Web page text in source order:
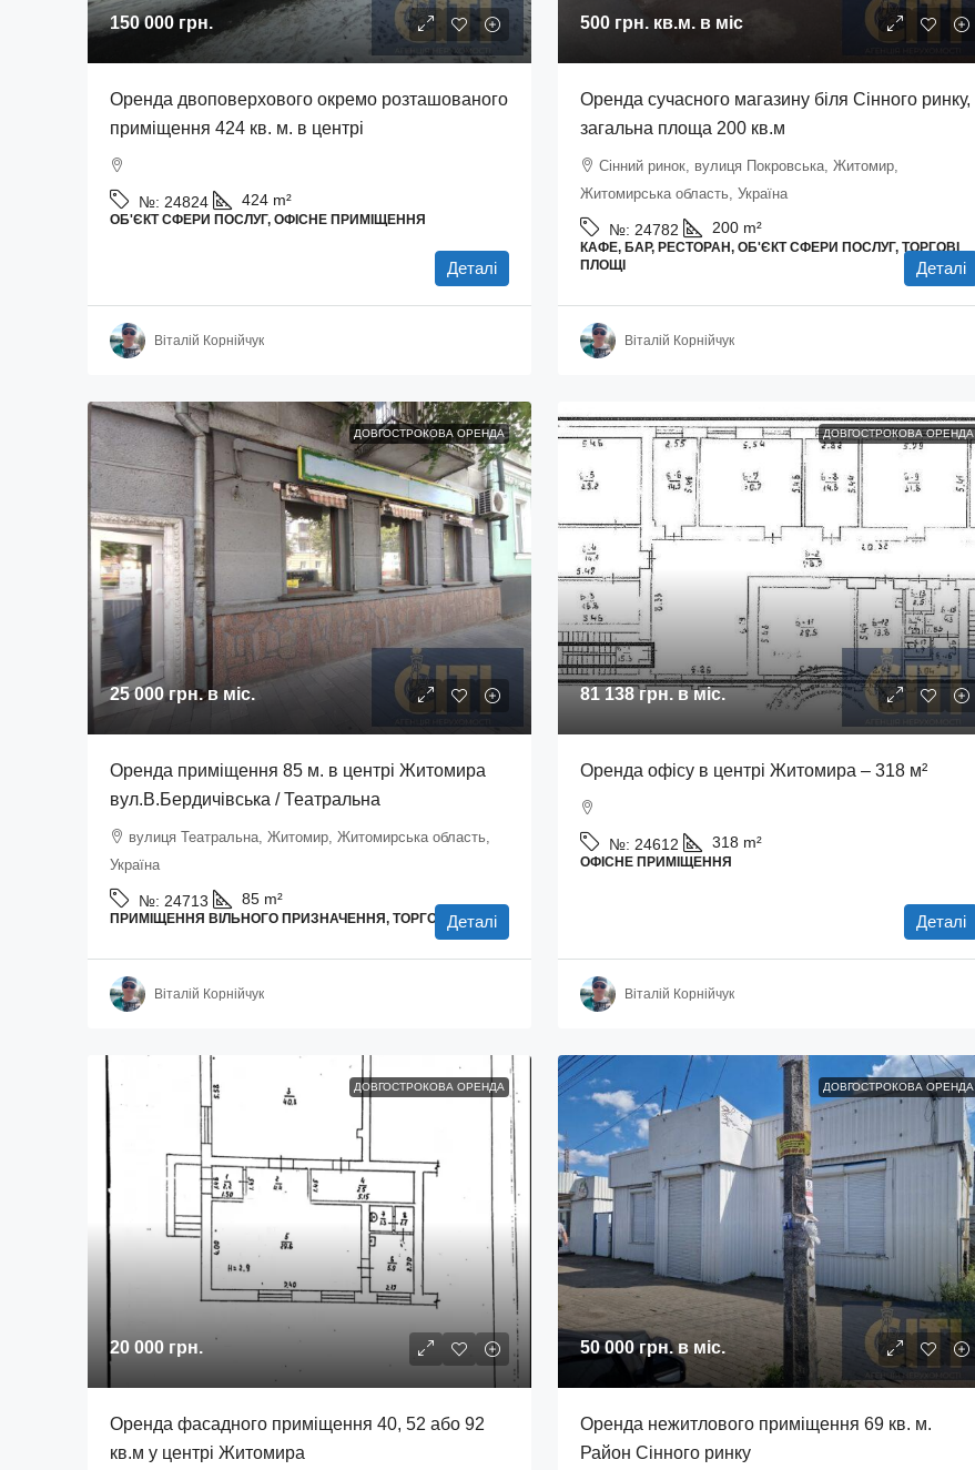
150 000 грн.
Оренда двоповерхового окремо розташованого
приміщення 424 кв. м. в центрі
№: 24824 424 m²
ОБ'ЄКТ СФЕРИ ПОСЛУГ, ОФІСНЕ ПРИМІЩЕННЯ
Деталі
Віталій Корнійчук
500 грн.кв.м. в міс
Оренда сучасного магазину біля Сінного ринку,
загальна площа 200 кв.м
Сінний ринок, вулиця Покровська, Житомир,
Житомирська область, Україна
№: 24782 200 m²
КАФЕ, БАР, РЕСТОРАН, ОБ'ЄКТ СФЕРИ ПОСЛУГ, ТОРГОВІ
ПЛОЩІ
Деталі
Віталій Корнійчук
ДОВГОСТРОКОВА ОРЕНДА
25 000 грн.в міс.
Оренда приміщення 85 м. в центрі Житомира
вул.В.Бердичівська / Театральна
вулиця Театральна, Житомир, Житомирська область,
Україна
№: 24713 85 m²
ПРИМІЩЕННЯ ВІЛЬНОГО ПРИЗНАЧЕННЯ, ТОРГОВІ ПЛОЩІ
Деталі
Віталій Корнійчук
ДОВГОСТРОКОВА ОРЕНДА
81 138 грн.в міс.
Оренда офісу в центрі Житомира – 318 м²
№: 24612 318 m²
ОФІСНЕ ПРИМІЩЕННЯ
Деталі
Віталій Корнійчук
ДОВГОСТРОКОВА ОРЕНДА
20 000 грн.
Оренда фасадного приміщення 40, 52 або 92
кв.м у центрі Житомира
ДОВГОСТРОКОВА ОРЕНДА
50 000 грн.в міс.
Оренда нежитлового приміщення 69 кв. м.
Район Сінного ринку